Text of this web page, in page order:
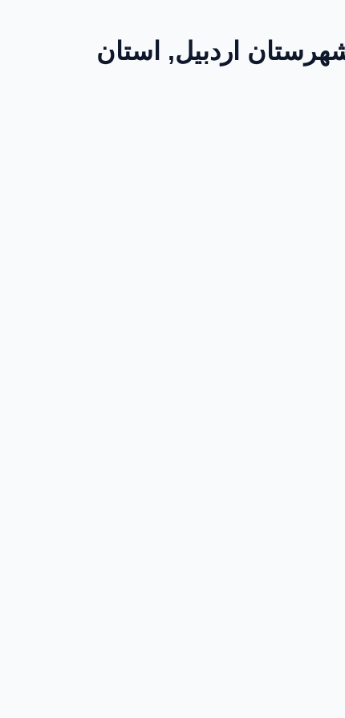
بخش مرکزی, شهرستان اردبیل, استان